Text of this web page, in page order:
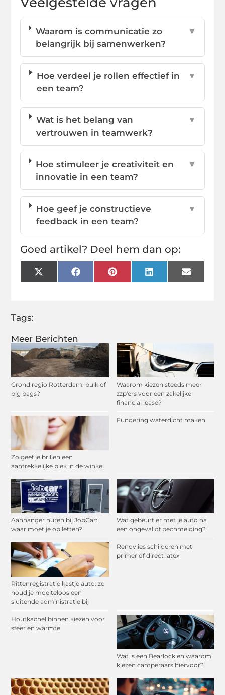
Meer Berichten
Grond regio Rotterdam: bulk of
big bags?
Waarom kiezen steeds meer
zzp'ers voor een zakelijke
financial lease?
Zo geef je brillen een
aantrekkelijke plek in de winkel
Fundering waterdicht maken
Aanhanger huren bij JobCar:
waar moet je op letten?
Wat gebeurt er met je auto na
een ongeval of pechmelding?
Rittenregistratie kastje auto: zo
houd je moeiteloos een
sluitende administratie bij
Renovlies schilderen met
primer of direct latex
Houtkachel binnen kiezen voor
sfeer en warmte
Wat is een Bearlock en waarom
kiezen camperaars hiervoor?
Waarom is communicatie zo
belangrijk bij samenwerken?
▼
Hoe verdeel je rollen effectief in
een team?
▼
Wat is het belang van
vertrouwen in teamwerk?
▼
Hoe stimuleer je creativiteit en
innovatie in een team?
▼
Hoe geef je constructieve
feedback in een team?
▼
Goed artikel? Deel hem dan op:
X
(Twitter)
FacebookPinterestLinkedInEmail
Tags: